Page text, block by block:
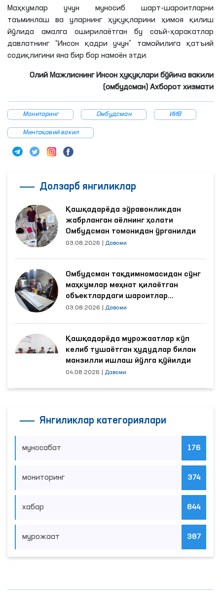
Маҳкумлар учун муносиб шарт-шароитларни
таъминлаш ва уларнинг ҳуқуқларини ҳимоя қилиш
йўлида амалга оширилаётган бу саъй-ҳаракатлар
давлатнинг “Инсон қадри учун” тамойилига қатъий
содиқлигини яна бир бор намоён этди.
Олий Мажлиснинг Инсон ҳуқуқлари бўйича вакили
(омбудсман) Ахборот хизмати
Мониторинг Омбудсман ИИВ
Минтақавий вакил
Долзарб янгиликлар
Қашқадарёда зўравонликдан
жабрланган аёлнинг ҳолати
Омбудсман томонидан ўрганилди
03.08.2026 Давоми
Омбудсман тақдимномасидан сўнг
маҳкумлар меҳнат қилаётган
объектлардаги шароитлар
яхшиланди
03.08.2026 Давоми
Қашқадарёда мурожаатлар кўп
келиб тушаётган ҳудудлар билан
манзилли ишлаш йўлга қўйилди
04.08.2026 Давоми
Янгиликлар категориялари
муносабат 176
мониторинг 374
хабар 844
мурожаат 387